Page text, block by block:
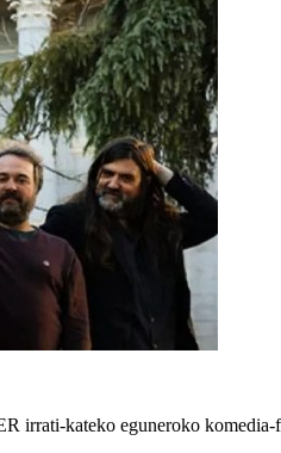
irrati-kateko eguneroko